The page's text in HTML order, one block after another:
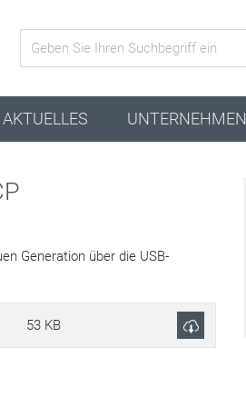
AKTUELLES UNTERNEHMEN
Generation über die USB-
53 KB